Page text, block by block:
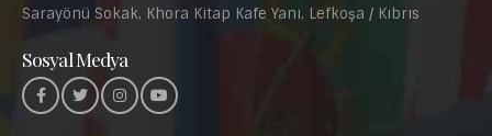
Sarayönü Sokak, Khora Kitap Kafe Yanı, Lefkoşa / Kıbrıs
Sosyal Medya